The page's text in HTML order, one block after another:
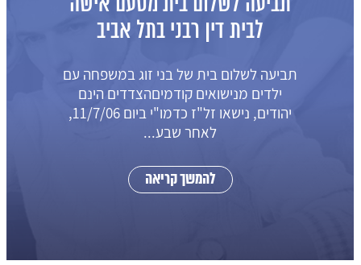
תביעה לשלום בית מטעם אישה
לבית דין רבני בתל אביב
תביעה לשלום בית של בני זוג במשפחה עם
ילדים מנישואים קודמיםהצדדים הינם
יהודים, נישאו זל"ז כדמו"י ביום 11/7/06,
לאחר שבע...
להמשך קריאה